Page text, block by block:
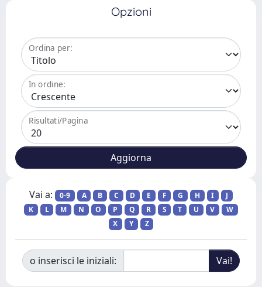
Opzioni
Ordina per:
In ordine:
Risultati/Pagina
Vai a: 0-9 A B C D E F G H I
J
K
L M N O P Q R S T U V
W
X
Y Z
o inserisci le iniziali: